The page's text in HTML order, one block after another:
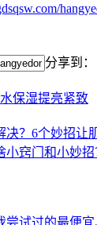
分享到：
保湿提亮紧致
决？6个妙招让
小窍门和小妙